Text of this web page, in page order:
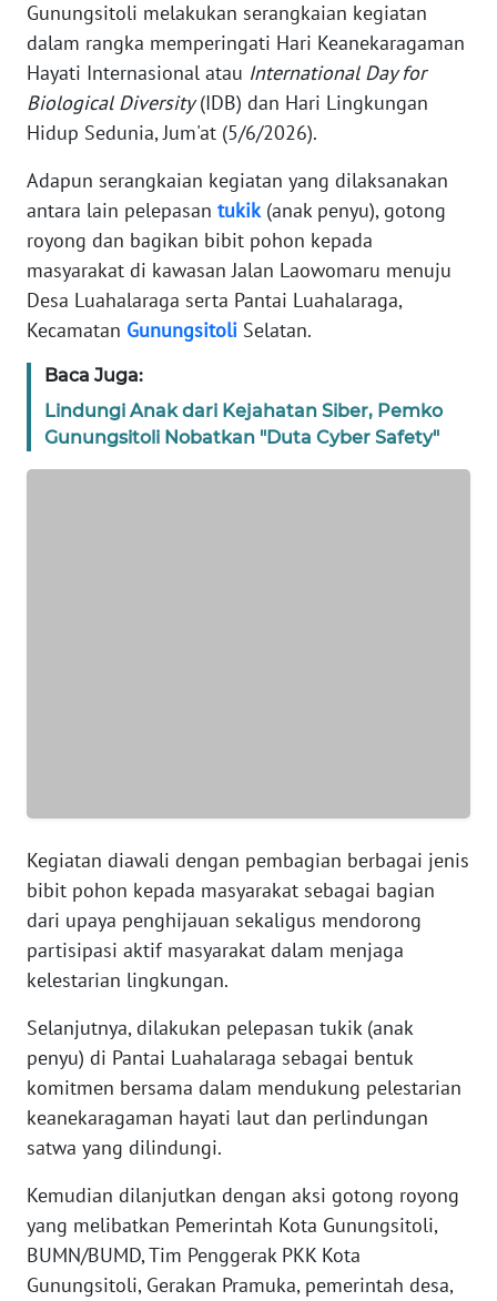
Gunungsitoli melakukan serangkaian kegiatan
dalam rangka memperingati Hari Keanekaragaman
Hayati Internasional atau International Day for
Biological Diversity(IDB) dan Hari Lingkungan
Hidup Sedunia, Jum'at (5/6/2026).
Adapun serangkaian kegiatan yang dilaksanakan
antara lain pelepasan tukik(anak penyu), gotong
royong dan bagikan bibit pohon kepada
masyarakat di kawasan Jalan Laowomaru menuju
Desa Luahalaraga serta Pantai Luahalaraga,
Kecamatan Gunungsitoli Selatan.
Baca Juga:
Lindungi Anak dari Kejahatan Siber, Pemko
Gunungsitoli Nobatkan "Duta Cyber Safety"
Kegiatan diawali dengan pembagian berbagai jenis
bibit pohon kepada masyarakat sebagai bagian
dari upaya penghijauan sekaligus mendorong
partisipasi aktif masyarakat dalam menjaga
kelestarian lingkungan.
Selanjutnya, dilakukan pelepasan tukik (anak
penyu) di Pantai Luahalaraga sebagai bentuk
komitmen bersama dalam mendukung pelestarian
keanekaragaman hayati laut dan perlindungan
satwa yang dilindungi.
Kemudian dilanjutkan dengan aksi gotong royong
yang melibatkan Pemerintah Kota Gunungsitoli,
BUMN/BUMD, Tim Penggerak PKK Kota
Gunungsitoli, Gerakan Pramuka, pemerintah desa,
TENTANG
KAMI
PEDOMAN
MEDIA
SIBER
REDAKSI
KARIR
DISCLAIMER
Wahana
Regional
WN
KEPRI
WN
WN
PAPUA
WN
WN
SERAMBI